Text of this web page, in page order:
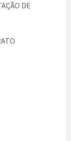
DE